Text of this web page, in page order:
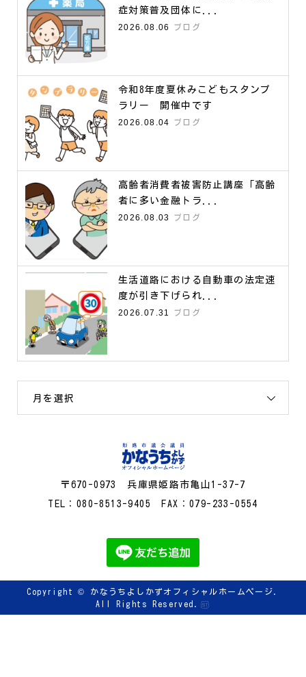
症対策普及団体に...
2026.08.06
ブログ
令和8年度夏休みこどもスタンプ
ラリー 開催中です
2026.08.04
ブログ
高齢者消費者被害防止講座「高齢
者に多い金融トラ...
2026.08.03
ブログ
生活道路における自動車の法定速
度が引き下げられ...
2026.07.31
ブログ
月を選択
〒670-0973 兵庫県姫路市亀山1-37-7
TEL：080-8513-9405 FAX：079-233-0554
Copyright ©
かなうちよしかずオフィシャルホームページ.
All Rights Reserved.